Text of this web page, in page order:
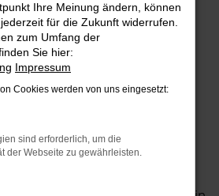
DURCH
DEM VW
liegen im Trend und das
einfachen Grund. Ob für
oder längere Strecken: es
kaum Fahrzeuge, die diesem
Ihre Meinung ändern, können
für die Zukunft widerrufen.
zum Umfang der
Sie hier:
Impressum
Cookies werden von uns eingesetzt:
sind erforderlich, um die
der Webseite zu gewährleisten.